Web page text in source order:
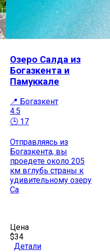
Озеро Салда из
Богазкента и
Памуккале
📍 Богазкент
4.5
🕒 17
Отправляясь из
Богазкента, вы
проедете около 205
км вглубь страны к
удивительному озеру
Са
Цена
$34
Детали